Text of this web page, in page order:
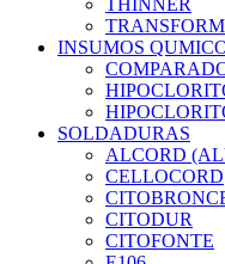
THINNER
INSUMOS
SOLDADURAS
ALCORD
CELLOCORD
CITODUR
CITOFONTE